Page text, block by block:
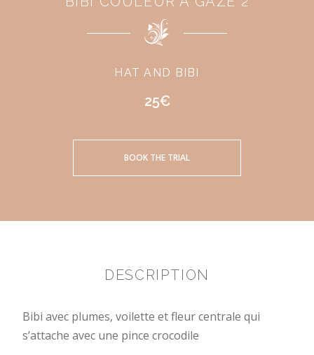
HAT AND BIBI
25€
BOOK THE TRIAL
DESCRIPTION
Bibi avec plumes, voilette et fleur centrale qui
s’attache avec une pince crocodile